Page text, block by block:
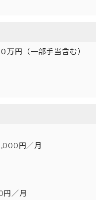
万円（一部手当含む）
円／月
／月